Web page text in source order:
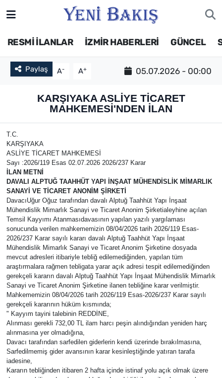
RESMİ İLANLAR İZMİR HABERLERİ GÜNCEL
Paylaş A- A+ 05.07.2026 - 00:00
KARŞIYAKA ASLİYE TİCARET
MAHKEMESİ'NDEN İLAN
T.C.
KARŞIYAKA
ASLİYE TİCARET MAHKEMESİ
Sayı :2026/119 Esas 02.07.2026 2026/237 Karar
İLAN METNİ
DAVALI ALPTUĞ TAAHHÜT YAPI İNŞAAT MÜHENDİSLİK MİMARLIK
SANAYİ VE TİCARET ANONİM ŞİRKETİ
DavacıUğur Oğuz tarafından davalı Alptuğ Taahhüt Yapı İnşaat
Mühendislik Mimarlık Sanayi ve Ticaret Anonim Şirketialeyhine açılan
Temsil Kayyımı Atanmasıdavasının yapılan yazılı yargılaması
sonucunda verilen mahkememizin 08/04/2026 tarih 2026/119 Esas-
2026/237 Karar sayılı kararı davalı Alptuğ Taahhüt Yapı İnşaat
Mühendislik Mimarlık Sanayi ve Ticaret Anonim Şirketine dosyada
mevcut adresleri itibariyle tebliğ edilemediğinden, yapılan tüm
araştırmalara rağmen tebligata yarar açık adresi tespit edilemediğinden
gerekçeli kararın davalı Alptuğ Taahhüt Yapı İnşaat Mühendislik Mimarlık
Sanayi ve Ticaret Anonim Şirketine ilanen tebliğine karar verilmiştir.
Mahkememizin 08/04/2026 tarih 2026/119 Esas-2026/237 Karar sayılı
gerekçeli kararının hüküm kısmında;
" Kayyım tayini talebinin REDDİNE,
Alınması gerekli 732,00 TL ilam harcı peşin alındığından yeniden harç
alınmasına yer olmadığına,
Davacı tarafından sarfedilen giderlerin kendi üzerinde bırakılmasına,
Sarfedilmemiş gider avansının karar kesinleştiğinde yatıran tarafa
iadesine,
Kararın tebliğinden itibaren 2 hafta içinde istinaf yolu açık olmak üzere
İzmir
Güncel
Siyaset
Asayiş / Polis-Adliye
Spor
Magazin
Foto Galeri
Künye
İletişim